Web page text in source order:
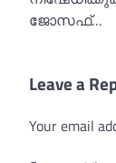
ജോസഫ്…
Leave a
Your email